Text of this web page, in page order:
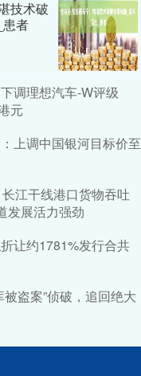
技术破
者
调理想汽车-W评级
元
上调中国银河目标价至
江干线港口货物吞吐
发展活力强劲
让约1781%发行合共
盗案”侦破，追回绝大